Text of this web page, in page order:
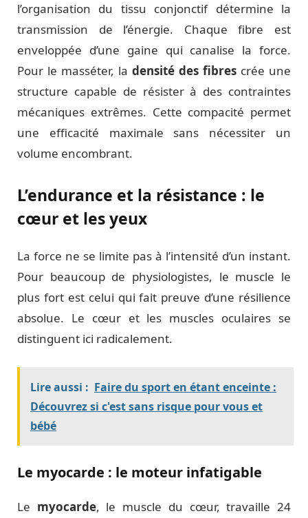
l’organisation du tissu conjonctif détermine la
transmission de l’énergie. Chaque fibre est
enveloppée d’une gaine qui canalise la force.
Pour le masséter, la densité des fibres crée une
structure capable de résister à des contraintes
mécaniques extrêmes. Cette compacité permet
une efficacité maximale sans nécessiter un
volume encombrant.
L’endurance et la résistance : le
cœur et les yeux
La force ne se limite pas à l’intensité d’un instant.
Pour beaucoup de physiologistes, le muscle le
plus fort est celui qui fait preuve d’une résilience
absolue. Le cœur et les muscles oculaires se
distinguent ici radicalement.
Lire aussi : Faire du sport en étant enceinte :
Découvrez si c'est sans risque pour vous et
bébé
Le myocarde : le moteur infatigable
Le myocarde, le muscle du cœur, travaille 24